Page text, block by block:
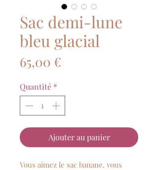
Sac demi-lune
bleu glacial
65,00 €
Quantité *
Ajouter au panier
Vous aimez le sac banane, vous